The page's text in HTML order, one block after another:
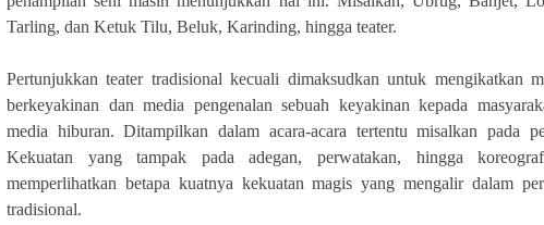
Tarling, dan Ketuk Tilu, Beluk, Karinding, hingga teater.
Pertunjukkan teater tradisional kecuali dimaksudkan untuk mengikatkan
berkeyakinan dan media pengenalan sebuah keyakinan kepada
media hiburan. Ditampilkan dalam acara-acara tertentu misalkan pada
Kekuatan yang tampak pada adegan, perwatakan, hingga
memperlihatkan betapa kuatnya kekuatan magis yang mengalir dalam
tradisional.